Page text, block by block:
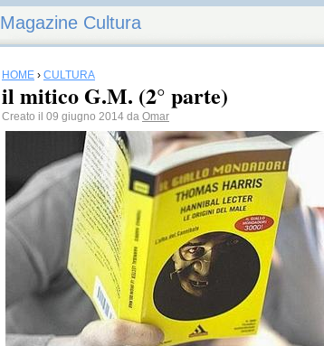
Magazine Cultura
HOME › CULTURA
il mitico G.M. (2° parte)
Creato il 09 giugno 2014 da Omar